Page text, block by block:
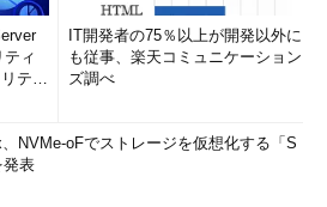
ィ
ティ
IT開発者の75％以上が開発以外に
も従事、楽天コミュニケーション
ズ調べ
、NVMe-oFでストレージを仮想化する「S
発表